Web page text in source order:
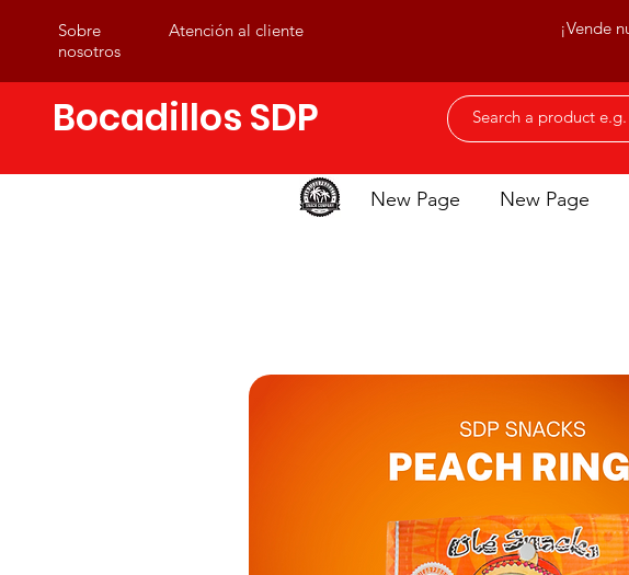
Sobre
nosotros
Atención al cliente ¡Vende
Bocadillos SDP
New Page New Page